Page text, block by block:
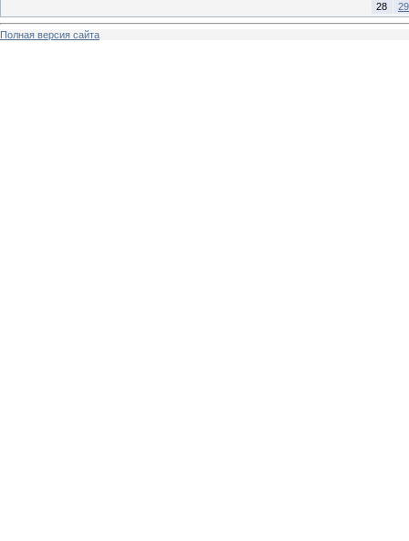
28
29
Полная версия сайта